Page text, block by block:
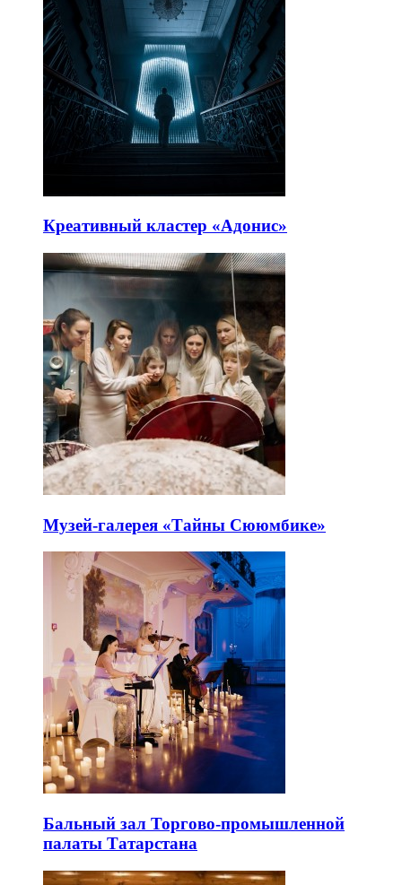
Креативный кластер «Адонис»
Музей-галерея «Тайны Сююмбике»
Бальный зал Торгово-промышленной
палаты Татарстана